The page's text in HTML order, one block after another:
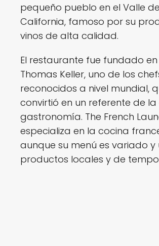
pequeño pueblo en el Valle
California, famoso por su
vinos de alta calidad.
El restaurante fue fundado en
Thomas Keller, uno de los
reconocidos a nivel mundial,
convirtió en un referente de
gastronomía. The French
especializa en la cocina
aunque su menú es variado y
productos locales y de